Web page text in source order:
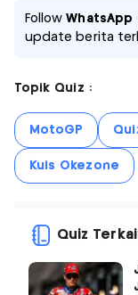
FollowWhatsApp
update berita
Topik Quiz :
MotoGP
Kuis Okezone
Quiz